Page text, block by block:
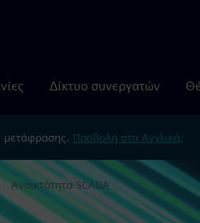
Δίκτυο συνεργατών
μετάφρασης. Προβολή στα Αγγλικά;
Ανοικτότητα SCADA